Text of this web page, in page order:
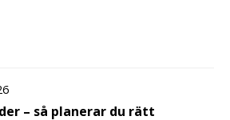
– så planerar du rätt